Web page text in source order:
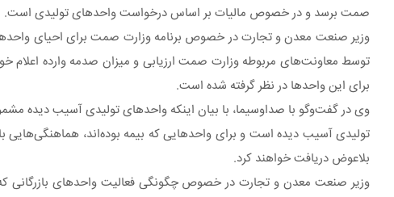
صمت برسد و در خصوص مالیات بر اساس درخواست واحدهای تولیدی است.
توسط معاونت‌های مربوطه وزارت صمت ارزیابی و میزان صدمه وارده
برای این واحدها در نظر گرفته شده است.
وی در گفت‌وگو با صداوسیما، با بیان اینکه واحدهای تولیدی آسیب دیده
تولیدی آسیب دیده است و برای واحدهایی که بیمه بوده‌اند، هماهنگی‌هایی
بلاعوض دریافت خواهند کرد.
وزیر صنعت معدن و تجارت در خصوص چگونگی فعالیت واحدهای بازرگانی که